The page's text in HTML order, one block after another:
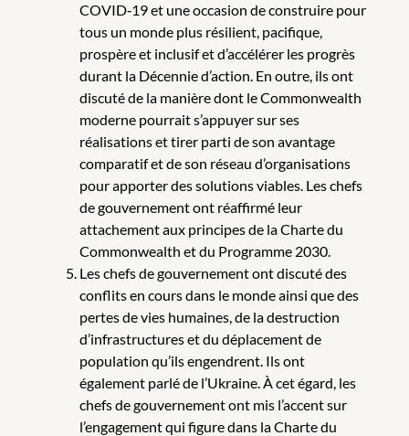
COVID‑19 et une occasion de construire pour
tous un monde plus résilient, pacifique,
prospère et inclusif et d’accélérer les progrès
durant la Décennie d’action. En outre, ils ont
discuté de la manière dont le Commonwealth
moderne pourrait s’appuyer sur ses
réalisations et tirer parti de son avantage
comparatif et de son réseau d’organisations
pour apporter des solutions viables. Les chefs
de gouvernement ont réaffirmé leur
attachement aux principes de la Charte du
Commonwealth et du Programme 2030.
Les chefs de gouvernement ont discuté des
conflits en cours dans le monde ainsi que des
pertes de vies humaines, de la destruction
d’infrastructures et du déplacement de
population qu’ils engendrent. Ils ont
également parlé de l’Ukraine. À cet égard, les
chefs de gouvernement ont mis l’accent sur
l’engagement qui figure dans la Charte du